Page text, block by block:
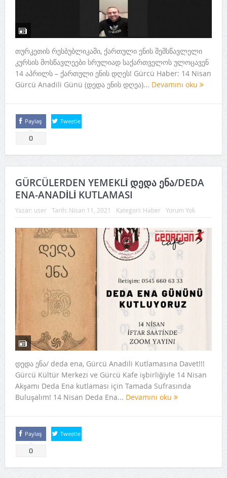
თურკეთის რესბუბლიკაში, ქართული ენის შემსწავლელი
კურსის მოსწავლეები სრულიად საქართველოს ულოცავენ
14 აპრილს – ქართული ენის დღეს! Gürcü Haber: 14 Nisan
Gürcü Anadili Günü (დედა ენის დღეა)... Devamını oku
Paylaş
0
Tweetle
GÜRCÜLERDEN YEMEKLİ დედა ენა/DEDA
ENA-ANADİLİ KUTLAMASI
Yazar: user Tarih: Nisan 11, 2021 Kategori: Haber Yorum Yok
დედა ენა/ deda ena, Gürcü Anadili Kutlamasına Davet!!!
Gürcü Kültür Merkezi ve Gürcü Kafe işbirliğiyle 14 Nisan
Akşamı Deda Ena kutlaması için Tamada Sufrasında
Buluşalım! 14 Nisan Deda Ena... Devamını oku
Paylaş
0
Tweetle